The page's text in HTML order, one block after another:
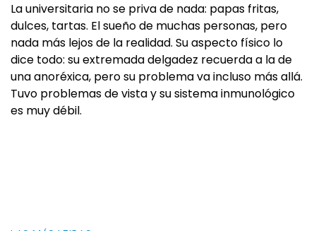
La universitaria no se priva de nada: papas fritas,
dulces, tartas. El sueño de muchas personas, pero
nada más lejos de la realidad. Su aspecto físico lo
dice todo: su extremada delgadez recuerda a la de
una anoréxica, pero su problema va incluso más allá.
Tuvo problemas de vista y su sistema inmunológico
es muy débil.